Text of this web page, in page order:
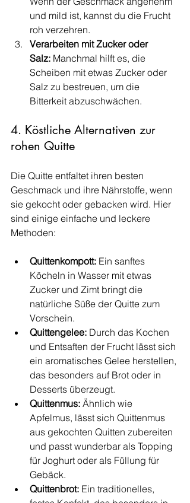
und mild ist, kannst du die Frucht
roh verzehren.
Verarbeiten mit Zucker oder
Salz: Manchmal hilft es, die
Scheiben mit etwas Zucker oder
Salz zu bestreuen, um die
Bitterkeit abzuschwächen.
4. Köstliche Alternativen zur
rohen Quitte
Die Quitte entfaltet ihren besten
Geschmack und ihre Nährstoffe, wenn
sie gekocht oder gebacken wird. Hier
sind einige einfache und leckere
Methoden:
Quittenkompott: Ein sanftes
Köcheln in Wasser mit etwas
Zucker und Zimt bringt die
natürliche Süße der Quitte zum
Vorschein.
Quittengelee: Durch das Kochen
und Entsaften der Frucht lässt sich
ein aromatisches Gelee herstellen,
das besonders auf Brot oder in
Desserts überzeugt.
Quittenmus: Ähnlich wie
Apfelmus, lässt sich Quittenmus
aus gekochten Quitten zubereiten
und passt wunderbar als Topping
für Joghurt oder als Füllung für
Gebäck.
Quittenbrot: Ein traditionelles,